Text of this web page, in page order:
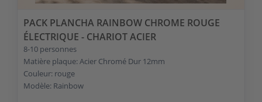
PACK PLANCHA RAINBOW CHROME ROUGE
ÉLECTRIQUE - CHARIOT ACIER
8-10 personnes
Matière plaque: Acier Chromé Dur 12mm
Couleur: rouge
Modèle: Rainbow